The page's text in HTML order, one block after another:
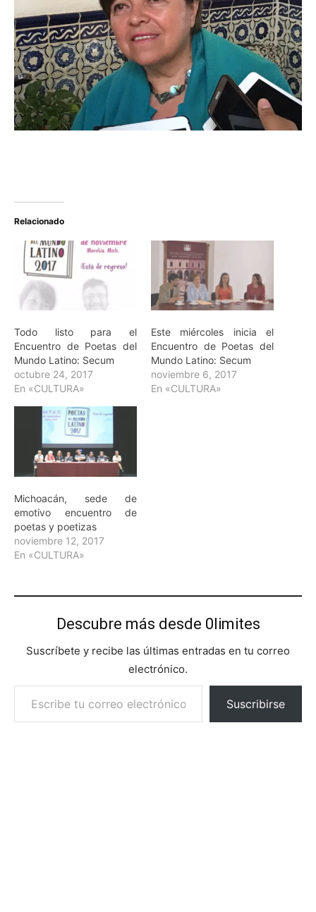
Relacionado
Todo listo para el
Encuentro de Poetas del
Mundo Latino: Secum
octubre 24, 2017
En «CULTURA»
Este miércoles inicia el
Encuentro de Poetas del
Mundo Latino: Secum
noviembre 6, 2017
En «CULTURA»
Michoacán, sede de
emotivo encuentro de
poetas y poetizas
noviembre 12, 2017
En «CULTURA»
Descubre más desde 0limites
Suscríbete y recibe las últimas entradas en tu correo
electrónico.
Escribe tu correo electrónico…
Suscribirse